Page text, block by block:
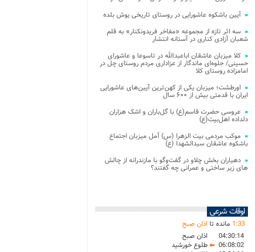
آیین باشکوه عاشورایی در روستای تاریخی یوش بلده
سه اثر تازه از مجموعه «مفاخر فریدونکنار» به قلم
شعبان آزادی کناری در آستانه انتشار
کلا میزبان عاشقان اباعبدالله در تاسوعا و عاشورای
حسینی/ جلوه‌ای ماندگار از عزاداری مردم روستای چل در
امامزاده روستای کلا
اورطشت؛ میزبان یکی از کهن‌ترین آیین‌های عاشورایی
ایران با قدمتی بیش از ۶۰۰ سال
عروسی حضرت قاسم(ع) با گل‌باران و اشک هزاران
دلداده اهل‌بیت(ع)
موکب مردمی بیت‌ الزهرا (س) آمل میزبان اجتماع
باشکوه عاشقان سیدالشهدا (ع)
دهیاران بخش چلاو در گفت‌وگو با مازندرانه از چالش
های زیر ساختی و عمرانی چه گفتند؟
اوقات شرعی
1:33 مانده تا اذان صبح
04:30:14
اذان صبح
06:08:02
طلوع خورشید